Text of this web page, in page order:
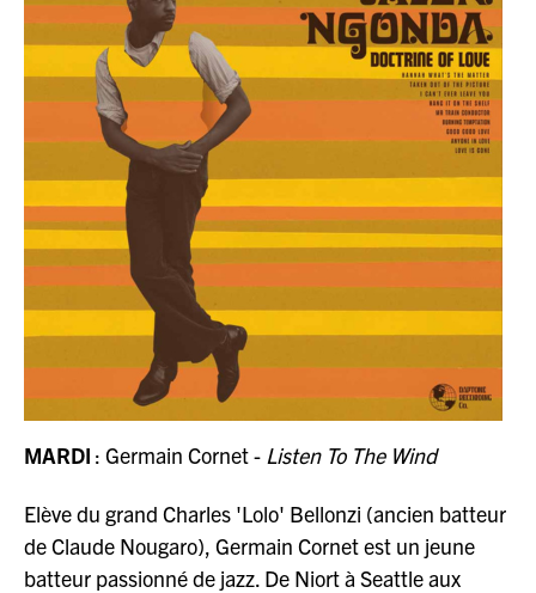
MARDI : Germain Cornet - Listen To The Wind
Elève du grand Charles 'Lolo' Bellonzi (ancien batteur
de Claude Nougaro), Germain Cornet est un jeune
batteur passionné de jazz. De Niort à Seattle aux